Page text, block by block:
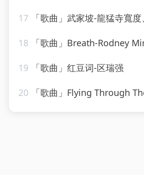
17 「歌曲」武家坡-龍猛寺寬度
18 「歌曲」Breath-Rodney
19 「歌曲」红豆词-区瑞强
20 「歌曲」Flying Through The Skies-Chill Hip-Hop